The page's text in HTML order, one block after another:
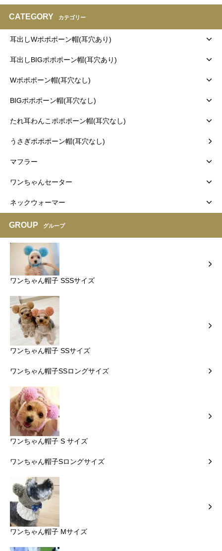
CATEGORY カテゴリー
耳出しWポポポーン帽(耳穴あり)
耳出しBIGポポポーン帽(耳穴あり)
Wポポポーン帽(耳穴なし)
BIGポポポーン帽(耳穴なし)
たれ耳わんこポポポーン帽(耳穴なし)
うさぎポポポーン帽(耳穴なし)
マフラー
ワンちゃんセーター
ネックウォーマー
GROUP グループ
ワンちゃん帽子 SSSサイズ
ワンちゃん帽子 SSサイズ
ワンちゃん帽子SSロングサイズ
ワンちゃん帽子 S サイズ
ワンちゃん帽子Sロングサイズ
ワンちゃん帽子 Mサイズ